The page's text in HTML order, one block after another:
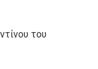
του